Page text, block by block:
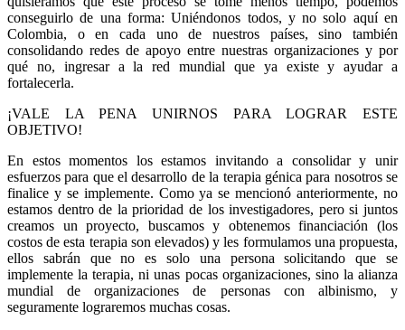
conseguirlo de una forma: Uniéndonos todos, y no solo aquí en
Colombia, o en cada uno de nuestros países, sino también
consolidando redes de apoyo entre nuestras organizaciones y por
qué no, ingresar a la red mundial que ya existe y ayudar a
fortalecerla.
¡VALE LA PENA UNIRNOS PARA LOGRAR ESTE
OBJETIVO!
En estos momentos los estamos invitando a consolidar y unir
esfuerzos para que el desarrollo de la terapia génica para nosotros se
finalice y se implemente. Como ya se mencionó anteriormente, no
estamos dentro de la prioridad de los investigadores, pero si juntos
creamos un proyecto, buscamos y obtenemos financiación (los
costos de esta terapia son elevados) y les formulamos una propuesta,
ellos sabrán que no es solo una persona solicitando que se
implemente la terapia, ni unas pocas organizaciones, sino la alianza
mundial de organizaciones de personas con albinismo, y
seguramente lograremos muchas cosas.